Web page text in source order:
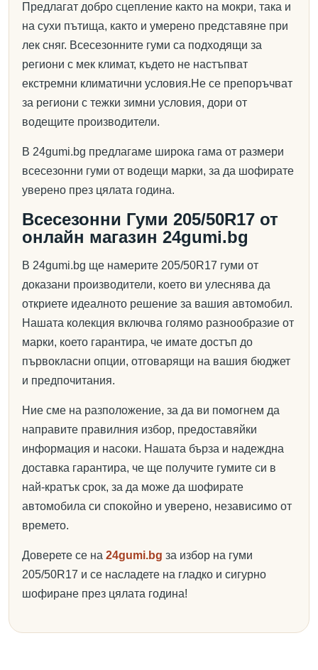
Предлагат добро сцепление както на мокри, така и
на сухи пътища, както и умерено представяне при
лек сняг. Всесезонните гуми са подходящи за
региони с мек климат, където не настъпват
екстремни климатични условия.Не се препоръчват
за региони с тежки зимни условия, дори от
водещите производители.
В 24gumi.bg предлагаме широка гама от размери
всесезонни гуми от водещи марки, за да шофирате
уверено през цялата година.
Всесезонни Гуми 205/50R17 от
онлайн магазин 24gumi.bg
В 24gumi.bg ще намерите 205/50R17 гуми от
доказани производители, което ви улеснява да
откриете идеалното решение за вашия автомобил.
Нашата колекция включва голямо разнообразие от
марки, което гарантира, че имате достъп до
първокласни опции, отговарящи на вашия бюджет
и предпочитания.
Ние сме на разположение, за да ви помогнем да
направите правилния избор, предоставяйки
информация и насоки. Нашата бърза и надеждна
доставка гарантира, че ще получите гумите си в
най-кратък срок, за да може да шофирате
автомобила си спокойно и уверено, независимо от
времето.
Доверете се на 24gumi.bg за избор на гуми
205/50R17 и се насладете на гладко и сигурно
шофиране през цялата година!